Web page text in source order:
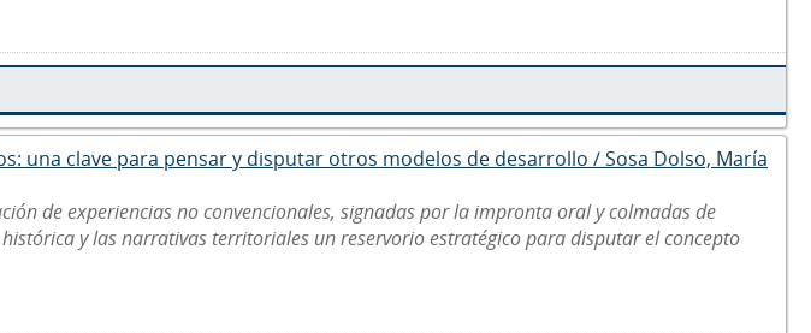
una clave para pensar y disputar otros modelos de desarrollo / Sosa Dolso, María
de experiencias no convencionales, signadas por la impronta oral y colmadas de
y las narrativas territoriales un reservorio estratégico para disputar el concepto